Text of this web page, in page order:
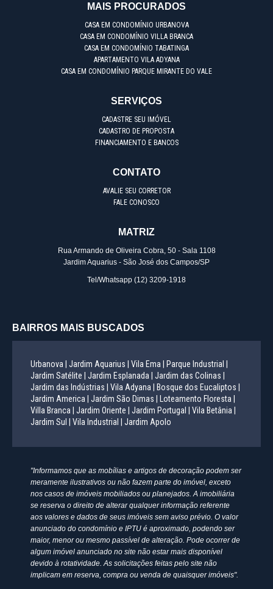
MAIS PROCURADOS
CASA EM CONDOMÍNIO URBANOVA
CASA EM CONDOMÍNIO VILLA BRANCA
CASA EM CONDOMÍNIO TABATINGA
APARTAMENTO VILA ADYANA
CASA EM CONDOMÍNIO PARQUE MIRANTE DO VALE
SERVIÇOS
CADASTRE SEU IMÓVEL
CADASTRO DE PROPOSTA
FINANCIAMENTO E BANCOS
CONTATO
AVALIE SEU CORRETOR
FALE CONOSCO
MATRIZ
Rua Armando de Oliveira Cobra, 50 - Sala 1108
Jardim Aquarius - São José dos Campos/SP
Tel/Whatsapp (12) 3209-1918
BAIRROS MAIS BUSCADOS
Urbanova | Jardim Aquarius | Vila Ema |
Parque Industrial |
Jardim Satélite |
Jardim Esplanada |
Jardim das Colinas |
Jardim das Indústrias |
Vila Adyana |
Bosque dos Eucaliptos |
Jardim America |
Jardim São Dimas |
Loteamento Floresta |
Villa Branca |
Jardim Oriente | Jardim Portugal |
Vila Betânia |
Jardim Sul |
Vila Industrial | Jardim Apolo
"Informamos que as mobílias e artigos de decoração podem ser
meramente ilustrativos ou não fazem parte do imóvel, exceto
nos casos de imóveis mobiliados ou planejados. A imobiliária
se reserva o direito de alterar qualquer informação referente
aos valores e dados de seus imóveis sem aviso prévio. O valor
anunciado do condomínio e IPTU é aproximado, podendo ser
maior, menor ou mesmo passível de alteração. Pode ocorrer de
algum imóvel anunciado no site não estar mais disponível
devido à rotatividade. As solicitações feitas pelo site não
implicam em reserva, compra ou venda de quaisquer imóveis".